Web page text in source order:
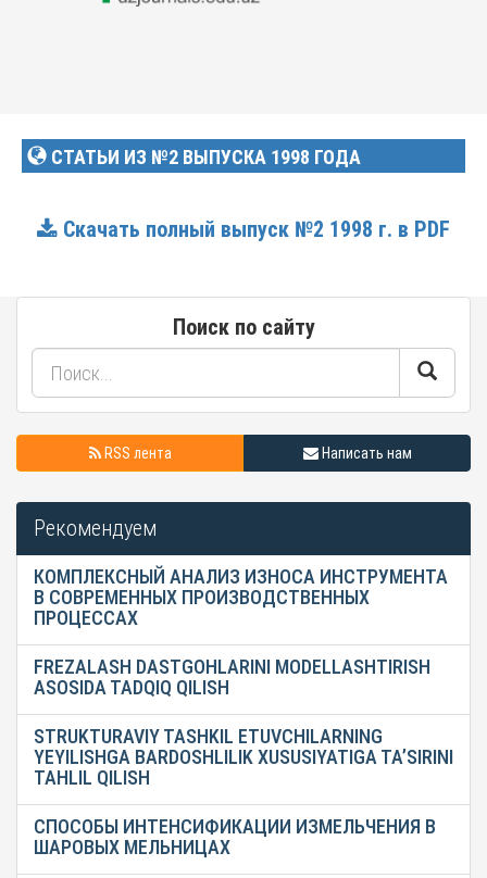
СТАТЬИ ИЗ №2 ВЫПУСКА 1998 ГОДА
Скачать полный выпуск №2 1998 г. в PDF
Поиск по сайту
RSS лента Написать нам
Рекомендуем
КОМПЛЕКСНЫЙ АНАЛИЗ ИЗНОСА ИНСТРУМЕНТА
В СОВРЕМЕННЫХ ПРОИЗВОДСТВЕННЫХ
ПРОЦЕССАХ
FREZALASH DASTGOHLARINI MODELLASHTIRISH
ASOSIDA TADQIQ QILISH
STRUKTURAVIY TASHKIL ETUVCHILARNING
YEYILISHGA BARDOSHLILIK XUSUSIYATIGA TA’SIRINI
TAHLIL QILISH
СПОСОБЫ ИНТЕНСИФИКАЦИИ ИЗМЕЛЬЧЕНИЯ В
ШАРОВЫХ МЕЛЬНИЦАХ